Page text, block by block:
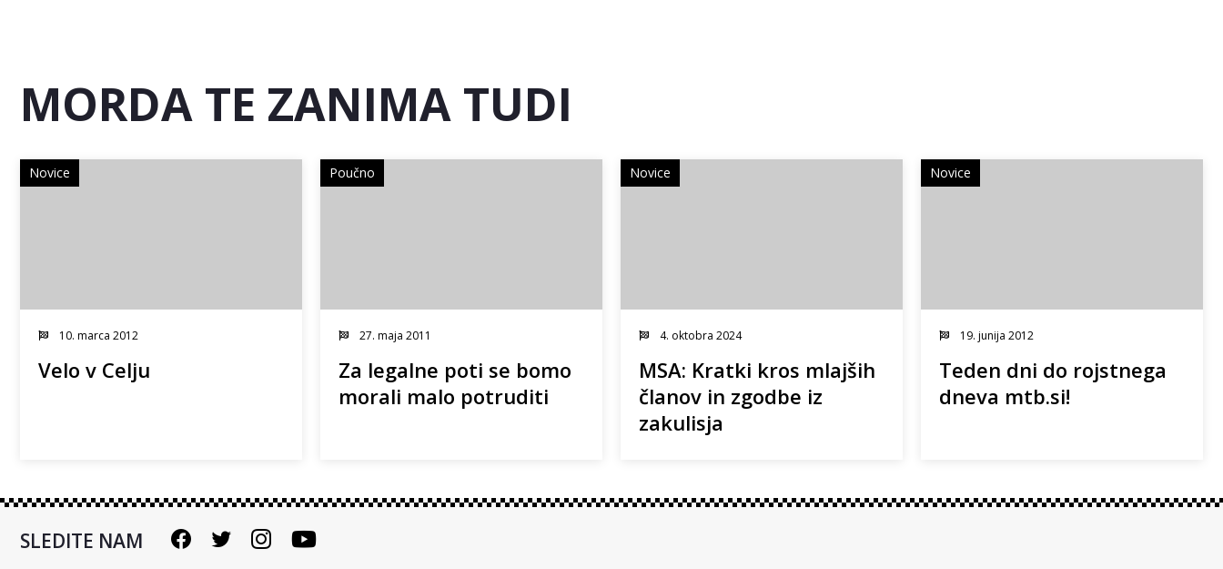
MORDA TE ZANIMA TUDI
10. marca 2012
Velo v Celju
Novice
27. maja 2011
Za legalne poti se bomo
morali malo potruditi
Poučno
4. oktobra 2024
MSA: Kratki kros mlajših
članov in zgodbe iz
zakulisja
Novice
19. junija 2012
Teden dni do rojstnega
dneva mtb.si!
Novice
SLEDITE NAM